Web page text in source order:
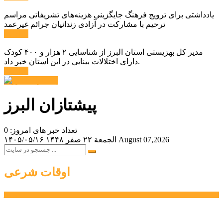
یادداشتی برای ترویج فرهنگ جایگزینی هزینه‌های تشریفاتی مراسم
ترحیم با مشارکت در آزادی زندانیان جرائم غیرعمد
مدیر کل بهزیستی استان البرز از شناسایی ۲ هزار و ۴۰۰ کودک
دارای اختلالات بینایی در این استان خبر داد.
پیشتازان البرز
تعداد خبر های امروز: 0
۱۴۰۵/۰۵/۱۶
الجمعة ۲۲ صفر ۱۴۴۸ August 07,2026
اوقات شرعی